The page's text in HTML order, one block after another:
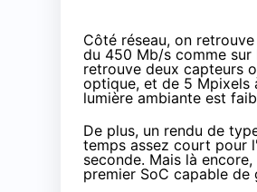
Côté réseau, on
du 450 Mb/s comme
retrouve deux capteurs
optique, et de 5 Mpixels
lumière ambiante est
De plus, un rendu de
temps assez court pour
seconde. Mais là
premier SoC capable de